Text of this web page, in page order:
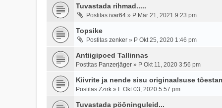
Tuvastada rihmad.....
Postitas ivar64 » P Mär 21, 2021 9:23 pm
Topsike
Postitas zenker » P Okt 25, 2020 1:46 pm
Antiigipoed Tallinnas
Postitas Panzerjäger » P Okt 11, 2020 3:56 pm
Kiivrite ja nende sisu originaalsuse
Postitas Zzirk » L Okt 03, 2020 5:57 pm
Tuvastada pööninguleid...